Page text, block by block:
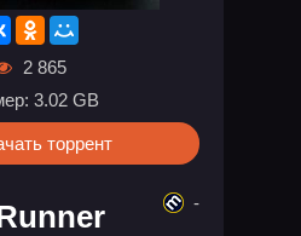
2 865
3.02 GB
торрент
-